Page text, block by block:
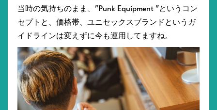
当時の気持ちのまま、”Punk Equipment ”というコン
セプトと、価格帯、ユニセックスブランドというガ
イドラインは変えずに今も運用してますね。